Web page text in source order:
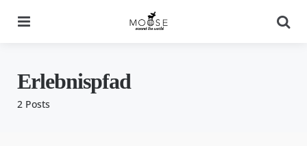
2 Posts
Erlebnispfad